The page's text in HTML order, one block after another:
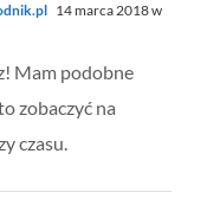
14 marca 2018 w
Mam podobne
zobaczyć na
czasu.